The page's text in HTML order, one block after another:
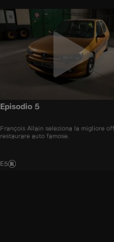
Episodio 5
François Allain seleziona la migliore
restaurare auto famose.
E5